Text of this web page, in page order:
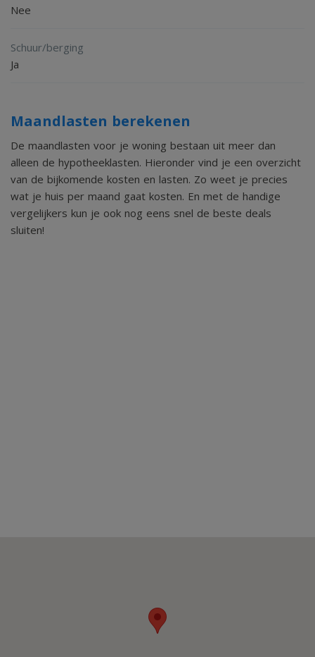
woning op een ideale locatie. Plan snel een bezichtiging en
Nee
Schuur/berging
Ja
Maandlasten berekenen
De maandlasten voor je woning bestaan uit meer dan
alleen de hypotheeklasten. Hieronder vind je een overzicht
van de bijkomende kosten en lasten. Zo weet je precies
wat je huis per maand gaat kosten. En met de handige
vergelijkers kun je ook nog eens snel de beste deals
sluiten!